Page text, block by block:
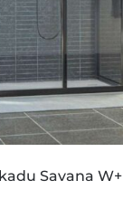
Savana W+